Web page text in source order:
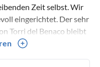
Zeit selbst. Wir
eingerichtet. Der sehr
Torri del Benaco bleibt
Restaurants, Eisdiele,